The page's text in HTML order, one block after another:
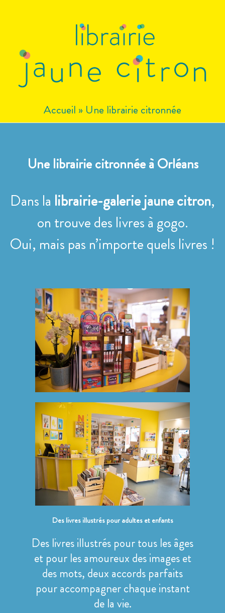
Accueil » Une librairie citronnée
Une librairie citronnée à Orléans
Dans la librairie-galerie jaune citron,
on trouve des livres à gogo.
Oui, mais pas n’importe quels livres !
Des livres illustrés pour adultes et enfants
Des livres illustrés pour tous les âges
et pour les amoureux des images et
des mots, deux accords parfaits
pour accompagner chaque instant
de la vie.